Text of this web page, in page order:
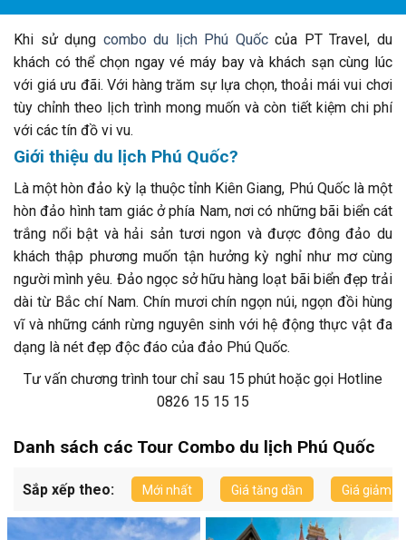
Khi sử dụng combo du lịch Phú Quốccủa PT Travel, du
khách có thể chọn ngay vé máy bay và khách sạn cùng lúc
với giá ưu đãi. Với hàng trăm sự lựa chọn, thoải mái vui chơi
tùy chỉnh theo lịch trình mong muốn và còn tiết kiệm chi phí
với các tín đồ vi vu.
Giới thiệu du lịch Phú Quốc?
Là một hòn đảo kỳ lạ thuộc tỉnh Kiên Giang, Phú Quốc là một
hòn đảo hình tam giác ở phía Nam, nơi có những bãi biển cát
trắng nổi bật và hải sản tươi ngon và được đông đảo du
khách thập phương muốn tận hưởng kỳ nghỉ như mơ cùng
người mình yêu. Đảo ngọc sở hữu hàng loạt bãi biển đẹp trải
dài từ Bắc chí Nam. Chín mươi chín ngọn núi, ngọn đồi hùng
vĩ và những cánh rừng nguyên sinh với hệ động thực vật đa
dạng là nét đẹp độc đáo của đảo Phú Quốc.
Tư vấn chương trình tour chỉ sau 15 phút hoặc gọi Hotline
0826 15 15 15
TƯ VẤN CHO TÔI
0826 15 15 15
Danh sách các Tour Combo du lịch Phú Quốc
Sắp xếp theo: Mới nhất Giá tăng dần Giá giảm